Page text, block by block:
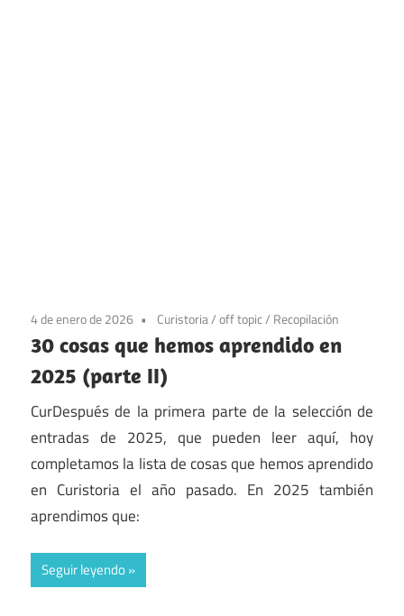
4 de enero de 2026 Curistoria/off topic/ Recopilación
30 cosas que hemos aprendido en
2025 (parte II)
CurDespués de la primera parte de la selección de
entradas de 2025, que pueden leer aquí, hoy
completamos la lista de cosas que hemos aprendido
en Curistoria el año pasado. En 2025 también
aprendimos que:
Seguir leyendo